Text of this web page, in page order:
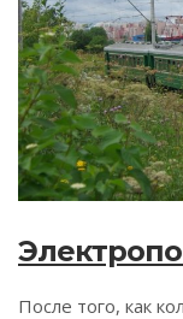
После того, как